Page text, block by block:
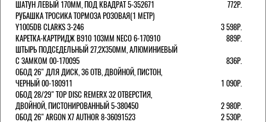
ШАТУН ЛЕВЫЙ 170ММ, ПОД КВАДРАТ 5-352671
772Р.
РУБАШКА ТРОСИКА ТОРМОЗА РОЗОВАЯ(1 МЕТР)
Y1005DB CLARKS 3-246
3 598Р.
КАРЕТКА-КАРТРИДЖ B910 103ММ NECO 6-170910
889Р.
ШТЫРЬ ПОДСЕДЕЛЬНЫЙ 27,2Х350ММ, АЛЮМИНИЕВЫЙ
С ЗАМКОМ 00-170095
836Р.
ОБОД 26" ДЛЯ ДИСК, 36 ОТВ, ДВОЙНОЙ, ПИСТОН,
ЧЕРНЫЙ 00-180911
1 090Р.
ОБОД 28/29" TOP DISC REMERX 32 ОТВЕРСТИЯ,
ДВОЙНОЙ, ПИСТОНИРОВАННЫЙ 5-380450
2 980Р.
ОБОД 26" ARGON X7 AUTHOR 8-36091523
2 530Р.